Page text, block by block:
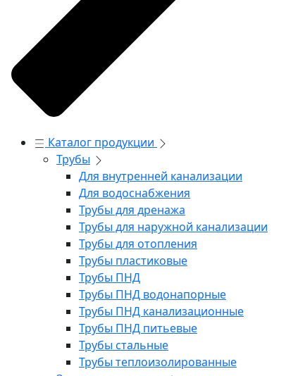
Каталог продукции
Трубы
Для внутренней канализации
Для водоснабжения
Трубы для дренажа
Трубы для наружной канализации
Трубы для отопления
Трубы пластиковые
Трубы ПНД
Трубы ПНД водонапорные
Трубы ПНД канализационные
Трубы ПНД питьевые
Трубы стальные
Трубы теплоизолированные